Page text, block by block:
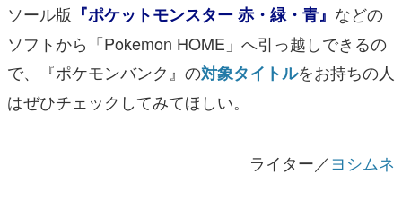
ソール版 『ポケットモンスター 赤・緑・青』 などの
ソフトから「Pokemon HOME」へ引っ越しできるの
で、『ポケモンバンク』の対象タイトルをお持ちの人
はぜひチェックしてみてほしい。
ライター／ヨシムネ